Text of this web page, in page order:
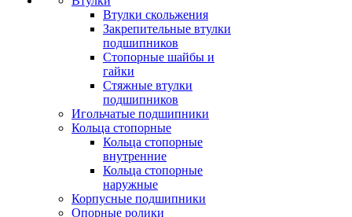
Втулки скольжения
Закрепительные втулки
подшипников
Стопорные шайбы и
гайки
Стяжные втулки
подшипников
Игольчатые подшипники
Кольца стопорные
Кольца стопорные
внутренние
Кольца стопорные
наружные
Корпусные подшипники
Опорные ролики